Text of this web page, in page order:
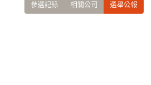
參選記錄 相關公司 選舉公報